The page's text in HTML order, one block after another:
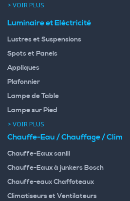
> VOIR PLUS
Luminaire et Eléctricité
Lustres et Suspensions
Spots et Panels
Appliques
Plafonnier
Lampe de Table
Lampe sur Pied
> VOIR PLUS
Chauffe-Eau / Chauffage / Clim
Chauffe-Eaux sanili
Chauffe-Eaux à junkers Bosch
Chauffe-eaux Chaffoteaux
Climatiseurs et Ventilateurs